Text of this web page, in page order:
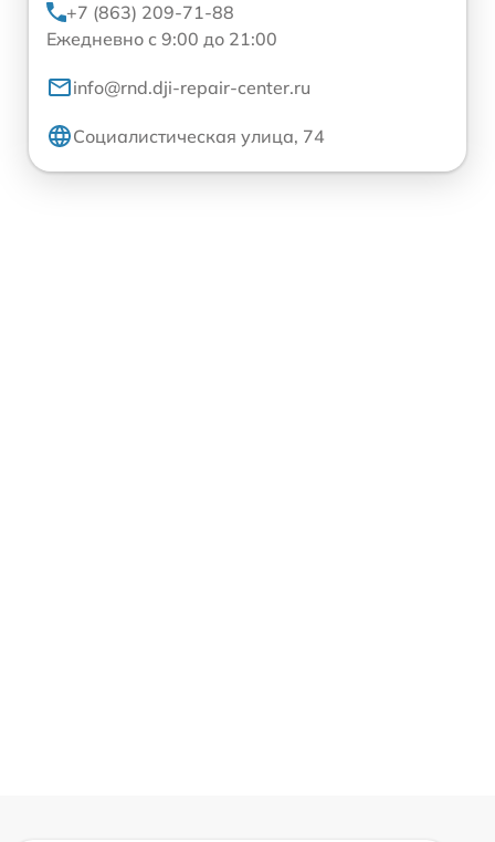
+7 (863) 209-71-88
Ежедневно с 9:00 до 21:00
info@rnd.dji-repair-center.ru
Социалистическая улица, 74